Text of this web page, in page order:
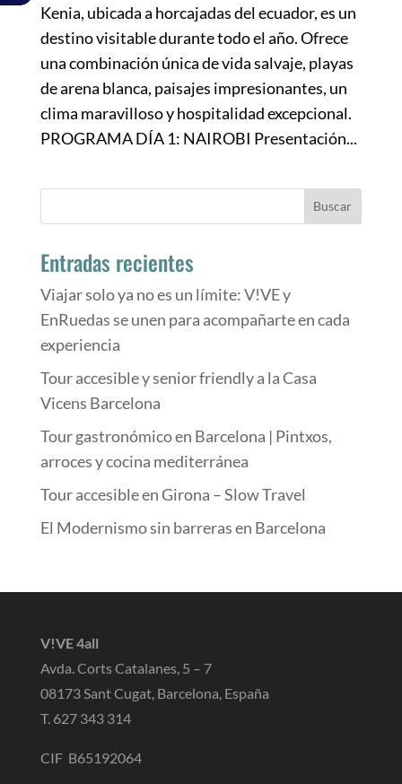
Kenia, ubicada a horcajadas del ecuador, es un
destino visitable durante todo el año. Ofrece
una combinación única de vida salvaje, playas
de arena blanca, paisajes impresionantes, un
clima maravilloso y hospitalidad excepcional.
PROGRAMA DÍA 1: NAIROBI Presentación...
Entradas recientes
Viajar solo ya no es un límite: V!VE y
EnRuedas se unen para acompañarte en cada
experiencia
Tour accesible y senior friendly a la Casa
Vicens Barcelona
Tour gastronómico en Barcelona | Pintxos,
arroces y cocina mediterránea
Tour accesible en Girona – Slow Travel
El Modernismo sin barreras en Barcelona
V!VE 4all
Avda. Corts Catalanes, 5 – 7
08173 Sant Cugat, Barcelona, España
T. 627 343 314
CIF B65192064